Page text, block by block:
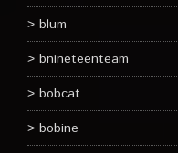
blum
bnineteenteam
bobcat
bobine